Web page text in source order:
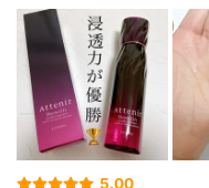
5.00